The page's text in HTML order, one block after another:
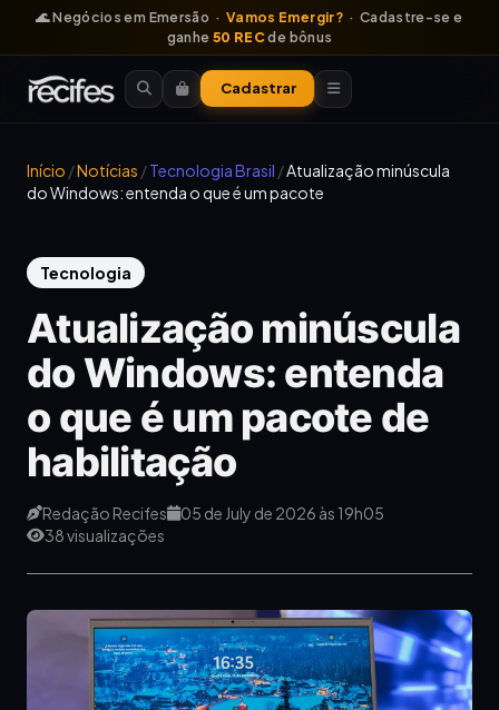
🌊 Negócios em Emersão · Vamos Emergir? · Cadastre-se e
ganhe50 RECde bônus
Cadastrar
Início /Notícias /Tecnologia Brasil /Atualização minúscula
do Windows: entenda o que é um pacote
Tecnologia
Atualização minúscula
do Windows: entenda
o que é um pacote de
habilitação
Redação Recifes
05 de July de 2026 às 19h05
38 visualizações